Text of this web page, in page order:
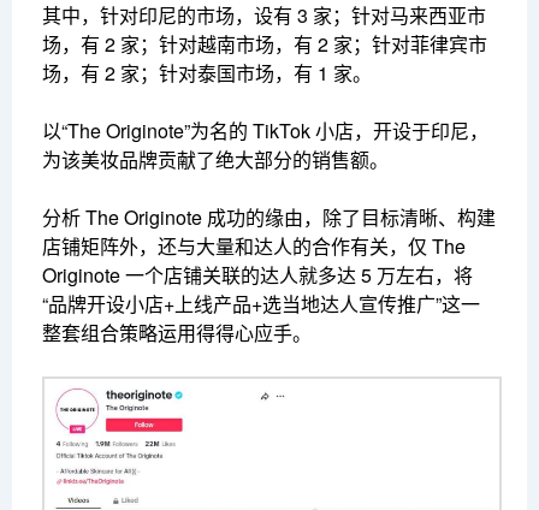
其中，针对印尼的市场，设有 3 家；针对马来西亚市
场，有 2 家；针对越南市场，有 2 家；针对菲律宾市
场，有 2 家；针对泰国市场，有 1 家。
以“The Originote”为名的 TikTok 小店，开设于印尼，
为该美妆品牌贡献了绝大部分的销售额。
分析 The Originote 成功的缘由，除了目标清晰、构建
店铺矩阵外，还与大量和达人的合作有关，仅 The
Originote 一个店铺关联的达人就多达 5 万左右，将
“品牌开设小店+上线产品+选当地达人宣传推广”这一
整套组合策略运用得得心应手。